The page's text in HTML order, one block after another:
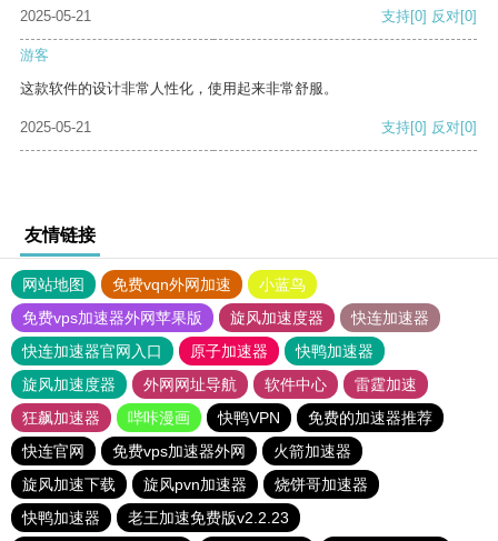
2025-05-21
支持[0] 反对[0]
游客
这款软件的设计非常人性化，使用起来非常舒服。
2025-05-21 支持[0] 反对[0]
友情链接
网站地图 免费vqn外网加速
小蓝鸟
免费vps加速器外网苹果版
旋风加速度器
快连加速器
快连加速器官网入口
原子加速器
快鸭加速器
旋风加速度器
外网网址导航 软件中心
雷霆加速
狂飙加速器
哔咔漫画 快鸭VPN
免费的加速器推荐
快连官网
免费vps加速器外网
火箭加速器
旋风加速下载
旋风pvn加速器
烧饼哥加速器
快鸭加速器
老王加速免费版v2.2.23